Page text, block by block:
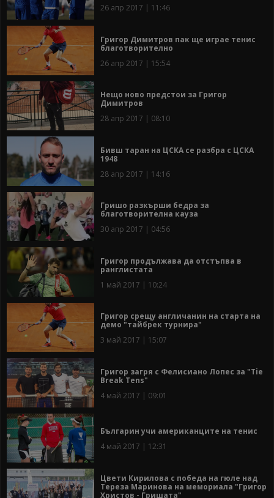
26 апр 2017 | 11:46
Григор Димитров пак ще играе тенис
благотворително
26 апр 2017 | 15:54
Нещо ново предстои за Григор
Димитров
28 апр 2017 | 08:10
Бивш таран на ЦСКА се разбра с ЦСКА
1948
28 апр 2017 | 14:16
Гришо разкърши бедра за
благотворителна кауза
30 апр 2017 | 04:56
Григор продължава да отстъпва в
ранглистата
1 май 2017 | 10:24
Григор срещу англичанин на старта на
демо "тайбрек турнира"
3 май 2017 | 15:07
Григор загря с Фелисиано Лопес за "Tie
Break Tens"
4 май 2017 | 09:01
Българин учи американците на тенис
4 май 2017 | 12:31
Цвети Кирилова с победа на гюле над
Тереза Маринова на мемориала "Григор
Христов - Гришата"